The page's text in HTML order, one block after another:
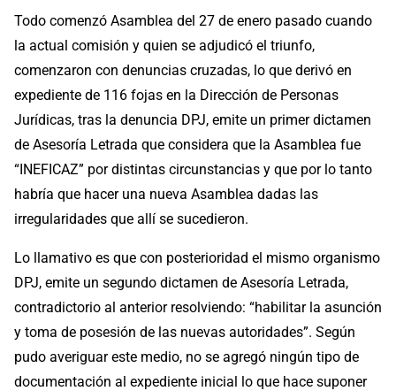
Todo comenzó Asamblea del 27 de enero pasado cuando
la actual comisión y quien se adjudicó el triunfo,
comenzaron con denuncias cruzadas, lo que derivó en
expediente de 116 fojas en la Dirección de Personas
Jurídicas, tras la denuncia DPJ, emite un primer dictamen
de Asesoría Letrada que considera que la Asamblea fue
“INEFICAZ” por distintas circunstancias y que por lo tanto
habría que hacer una nueva Asamblea dadas las
irregularidades que allí se sucedieron.
Lo llamativo es que con posterioridad el mismo organismo
DPJ, emite un segundo dictamen de Asesoría Letrada,
contradictorio al anterior resolviendo: “habilitar la asunción
y toma de posesión de las nuevas autoridades”. Según
pudo averiguar este medio, no se agregó ningún tipo de
documentación al expediente inicial lo que hace suponer